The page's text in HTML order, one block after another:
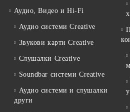
Аудио, Видео и Hi-Fi
Аудио системи Creative
Звукови карти Creative
Слушалки Creative
Soundbar системи Creative
Аудио системи и слушалки
други